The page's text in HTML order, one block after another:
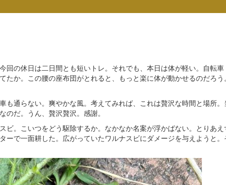
回の休日は二日間とも短いトレ。それでも、本日は体が軽い。自転
か。この腰の座布団がとれると、もっと楽に体が動かせるのだろう
も通らない。爽やかな風。考えてみれば、これは贅沢な時間と場所
だ。うん、贅沢贅沢。感謝。
ビ。こいつをどう駆除するか。なかなか名案が浮かばない。とりあ
ーで一面耕した。広がっていたワルナスビにダメージを与えようと